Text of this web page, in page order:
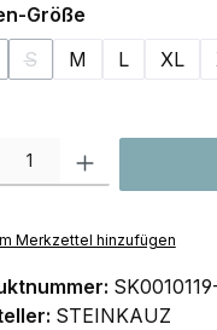
Größeauswählen
Option ist zurzeit nicht
S
(Diese Option ist
M L XL
Anzahl: Gib den
Merkzettel hinzufügen
STEINKAUZ